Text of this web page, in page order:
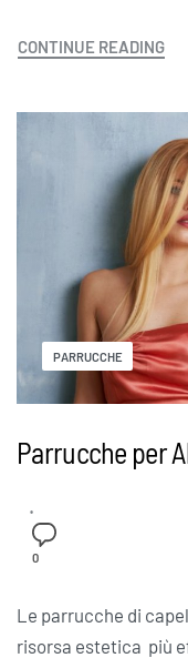
CONTINUE READING
PARRUCCHE
Parrucche per
0
Le parrucche di
risorsa estetica più